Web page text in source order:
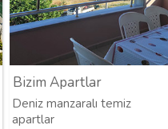
Bizim Apartlar
Deniz manzaralı temiz
apartlar